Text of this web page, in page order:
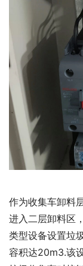
作为收集车卸料
进入二层卸料区
类型设备设置垃
容积达20m3.该